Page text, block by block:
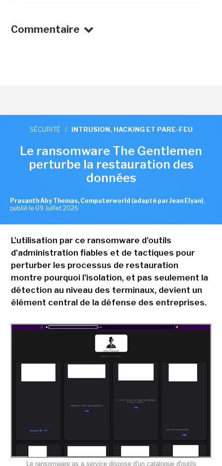
Commentaire
SÉCURITÉ / INTRUSION, HACKING ET PARE-FEU
Le ransomware The Gentlemen
perturbe la restauration des
données
Prasanth Aby Thomas, Computerworld (adapté par Jean Elyan) ,
publié le 09 Juillet 2026
L'utilisation par ce ransomware d'outils
d'administration fiables et de tactiques pour
perturber les processus de restauration
montre pourquoi l'isolation, et pas seulement la
détection au niveau des terminaux, devient un
élément central de la défense des entreprises.
Le ransomware as a service dispose d'un catalogue d'outils